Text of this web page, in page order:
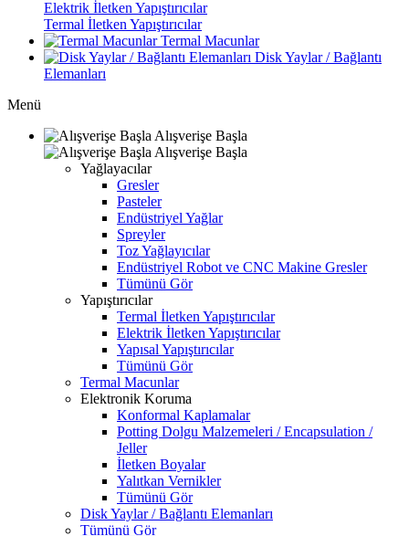
Elektrik İletken Yapıştırıcılar
Termal İletken Yapıştırıcılar
Termal Macunlar
Disk Yaylar / Bağlantı
Elemanları
Menü
Alışverişe Başla
Alışverişe Başla
Yağlayacılar
Gresler
Pasteler
Endüstriyel Yağlar
Spreyler
Toz Yağlayıcılar
Endüstriyel Robot ve CNC Makine Gresler
Tümünü Gör
Yapıştırıcılar
Termal İletken Yapıştırıcılar
Elektrik İletken Yapıştırıcılar
Yapısal Yapıştırıcılar
Tümünü Gör
Termal Macunlar
Elektronik Koruma
Konformal Kaplamalar
Potting Dolgu Malzemeleri / Encapsulation /
Jeller
İletken Boyalar
Yalıtkan Vernikler
Tümünü Gör
Disk Yaylar / Bağlantı Elemanları
Tümünü Gör